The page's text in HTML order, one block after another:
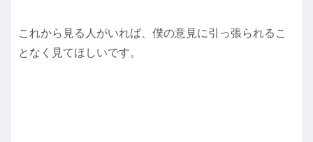
これから見る人がいれば、僕の意見に引っ張られるこ
となく見てほしいです。